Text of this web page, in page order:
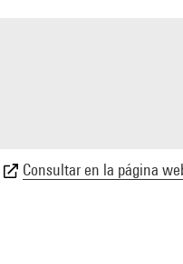
Consultar en la página